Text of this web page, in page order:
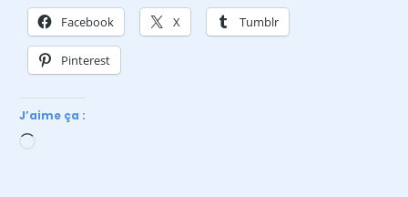
Facebook X Tumblr
Pinterest
J’aime ça :
Chargement…